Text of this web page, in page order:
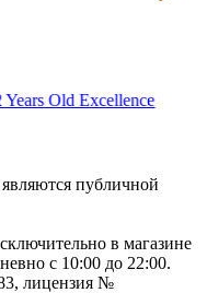
Old Excellence
публичной
в магазине
с 10:00 до 22:00.
лицензия №